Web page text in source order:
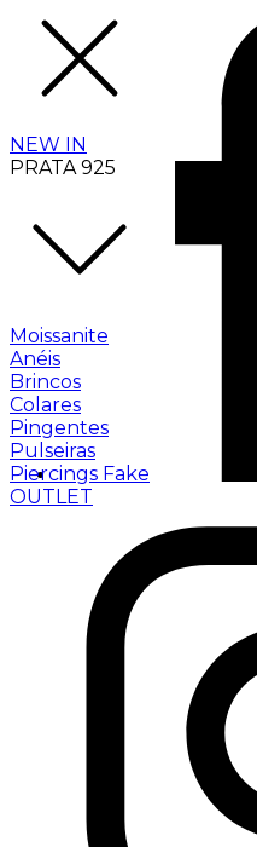
NEW IN
PRATA 925
Moissanite
Anéis
Brincos
Colares
Pingentes
Pulseiras
Piercings Fake
OUTLET